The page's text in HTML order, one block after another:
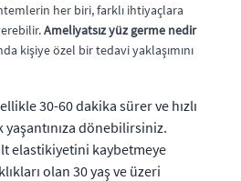
her biri, farklı ihtiyaçlara
Ameliyatsız yüz germe nedir
kişiye özel bir tedavi yaklaşımını
30-60 dakika sürer ve hızlı
dönebilirsiniz.
elastikiyetini kaybetmeye
olan 30 yaş ve üzeri